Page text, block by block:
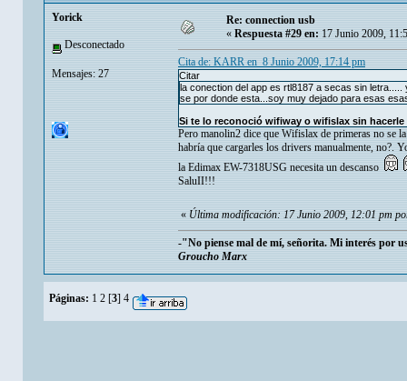
Yorick
Desconectado
Mensajes: 27
Re: connection usb
« Respuesta #29 en: 17 Junio 2009,
Cita de: KARR en 8 Junio 2009, 17:14 pm
Citar
la conection del app es rtl8187 a secas sin
se por donde esta...soy muy dejado para esas
Si te lo reconoció wifiway o wifislax sin hacerle
Pero manolin2 dice que Wifislax de primeras no se
habría que cargarles los drivers manualmente, no?.
la Edimax EW-7318USG necesita un descanso
SaluII!!!
« Última modificación: 17 Junio 2009, 12:01 pm
-"No piense mal de mí, señorita. Mi interés por
Groucho Marx
Páginas: 1 2 [3] 4